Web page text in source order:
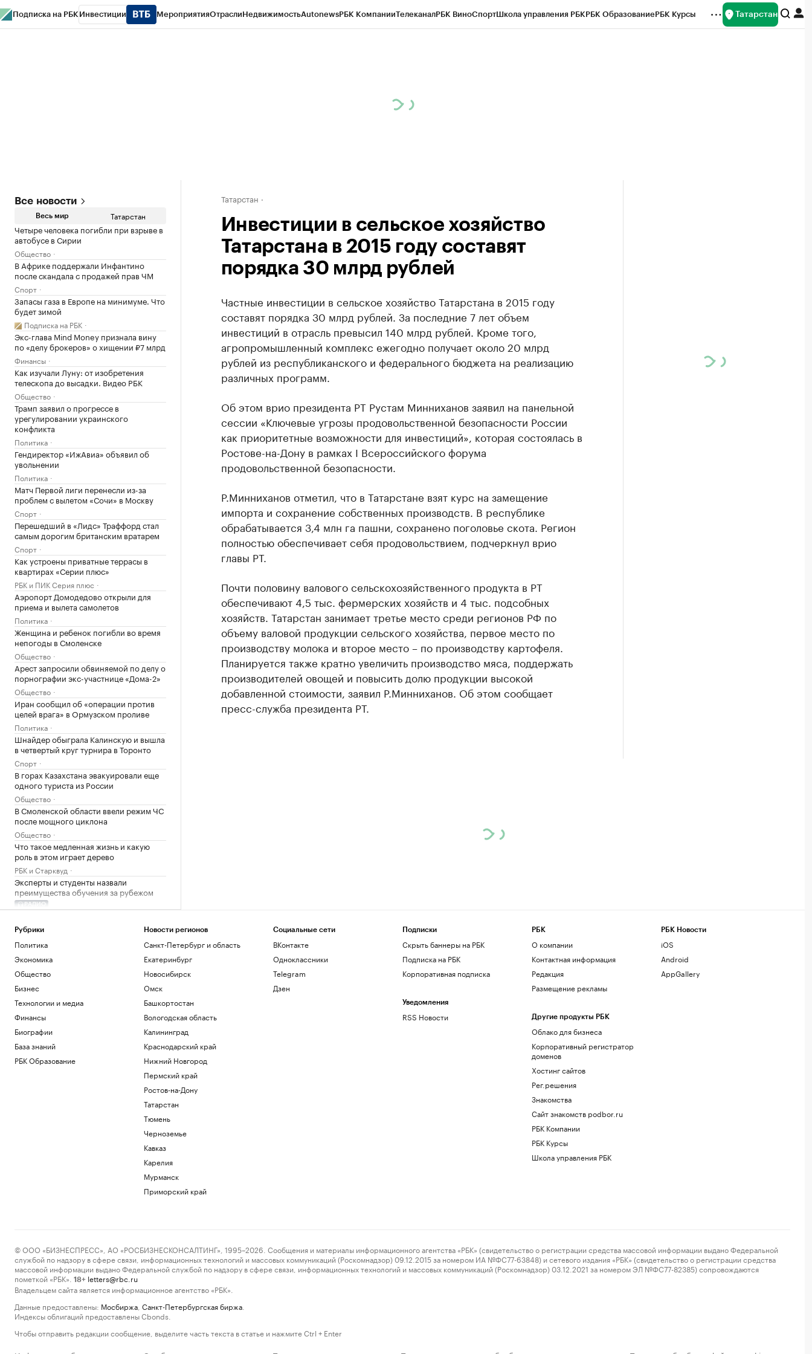
Подписка на РБК Инвестиции МероприятияОтраслиНедвижимостьAutonewsРБК КомпанииТелеканалРБК ВиноСпортШкола управления РБКРБК ОбразованиеРБК Курсы Татарстан
Все новости
Весь мир Татарстан
Четыре человека погибли при взрыве в
автобусе в Сирии
Общество
В Африке поддержали Инфантино
после скандала с продажей прав ЧМ
Спорт
Запасы газа в Европе на минимуме. Что
будет зимой
Подписка на РБК
Экс-глава Mind Money признала вину
по «делу брокеров» о хищении ₽7 млрд
Финансы
Как изучали Луну: от изобретения
телескопа до высадки. Видео РБК
Общество
Трамп заявил о прогрессе в
урегулировании украинского
конфликта
Политика
Гендиректор «ИжАвиа» объявил об
увольнении
Политика
Матч Первой лиги перенесли из-за
проблем с вылетом «Сочи» в Москву
Спорт
Перешедший в «Лидс» Траффорд стал
самым дорогим британским вратарем
Спорт
Как устроены приватные террасы в
квартирах «Серии плюс»
РБК и ПИК Серия плюс
Аэропорт Домодедово открыли для
приема и вылета самолетов
Политика
Женщина и ребенок погибли во время
непогоды в Смоленске
Общество
Арест запросили обвиняемой по делу о
порнографии экс-участнице «Дома-2»
Общество
Иран сообщил об «операции против
целей врага» в Ормузском проливе
Политика
Шнайдер обыграла Калинскую и вышла
в четвертый круг турнира в Торонто
Спорт
В горах Казахстана эвакуировали еще
одного туриста из России
Общество
В Смоленской области ввели режим ЧС
после мощного циклона
Общество
Что такое медленная жизнь и какую
роль в этом играет дерево
РБК и Старквуд
Эксперты и студенты назвали
преимущества обучения за рубежом
РАДИО
Сеул счел санкции Британии против
энергобезопасности
Политика
Татарстан
Инвестиции в сельское хозяйство
Татарстана в 2015 году составят
порядка 30 млрд рублей
Частные инвестиции в сельское хозяйство Татарстана в 2015 году
составят порядка 30 млрд рублей. За последние 7 лет объем
инвестиций в отрасль превысил 140 млрд рублей. Кроме того,
агропромышленный комплекс ежегодно получает около 20 млрд
рублей из республиканского и федерального бюджета на реализацию
различных программ.
Об этом врио президента РТ Рустам Минниханов заявил на панельной
сессии «Ключевые угрозы продовольственной безопасности России
как приоритетные возможности для инвестиций», которая состоялась в
Ростове-на-Дону в рамках I Всероссийского форума
продовольственной безопасности.
Р.Минниханов отметил, что в Татарстане взят курс на замещение
импорта и сохранение собственных производств. В республике
обрабатывается 3,4 млн га пашни, сохранено поголовье скота. Регион
полностью обеспечивает себя продовольствием, подчеркнул врио
главы РТ.
Почти половину валового сельскохозяйственного продукта в РТ
обеспечивают 4,5 тыс. фермерских хозяйств и 4 тыс. подсобных
хозяйств. Татарстан занимает третье место среди регионов РФ по
объему валовой продукции сельского хозяйства, первое место по
производству молока и второе место – по производству картофеля.
Планируется также кратно увеличить производство мяса, поддержать
производителей овощей и повысить долю продукции высокой
добавленной стоимости, заявил Р.Минниханов. Об этом сообщает
пресс-служба президента РТ.
Рубрики
Политика
Экономика
Общество
Бизнес
Технологии и медиа
Финансы
Биографии
База знаний
РБК Образование
Новости регионов
Санкт-Петербург и область
Екатеринбург
Новосибирск
Омск
Башкортостан
Вологодская область
Калининград
Краснодарский край
Нижний Новгород
Пермский край
Ростов-на-Дону
Татарстан
Тюмень
Черноземье
Кавказ
Карелия
Мурманск
Приморский край
Социальные сети
ВКонтакте
Одноклассники
Telegram
Дзен
Подписки
Скрыть баннеры на РБК
Подписка на РБК
Корпоративная подписка
Уведомления
RSS Новости
РБК
О компании
Контактная информация
Редакция
Размещение рекламы
Другие продукты РБК
Облако для бизнеса
Корпоративный регистратор
доменов
Хостинг сайтов
Рег.решения
Знакомства
Сайт знакомств podbor.ru
РБК Компании
РБК Курсы
Школа управления РБК
РБК Новости
iOS
Android
AppGallery
© ООО «БИЗНЕСПРЕСС», АО «РОСБИЗНЕСКОНСАЛТИНГ», 1995–2026. Сообщения и материалы информационного агентства «РБК» (свидетельство о регистрации средства массовой информации выдано Федеральной
службой по надзору в сфере связи, информационных технологий и массовых коммуникаций (Роскомнадзор) 09.12.2015 за номером ИА №ФС77-63848) и сетевого издания «РБК» (свидетельство о регистрации средства
массовой информации выдано Федеральной службой по надзору в сфере связи, информационных технологий и массовых коммуникаций (Роскомнадзор) 03.12.2021 за номером ЭЛ №ФС77-82385) сопровождаются
пометкой «РБК».
18+ letters@rbc.ru
Владельцем сайта является информационное агентство «РБК».
Данные предоставлены: Мосбиржа Санкт-Петербургская биржа
Индексы облигаций предоставлены Cbonds.
Чтобы отправить редакции сообщение, выделите часть текста в статье и нажмите Ctrl + Enter